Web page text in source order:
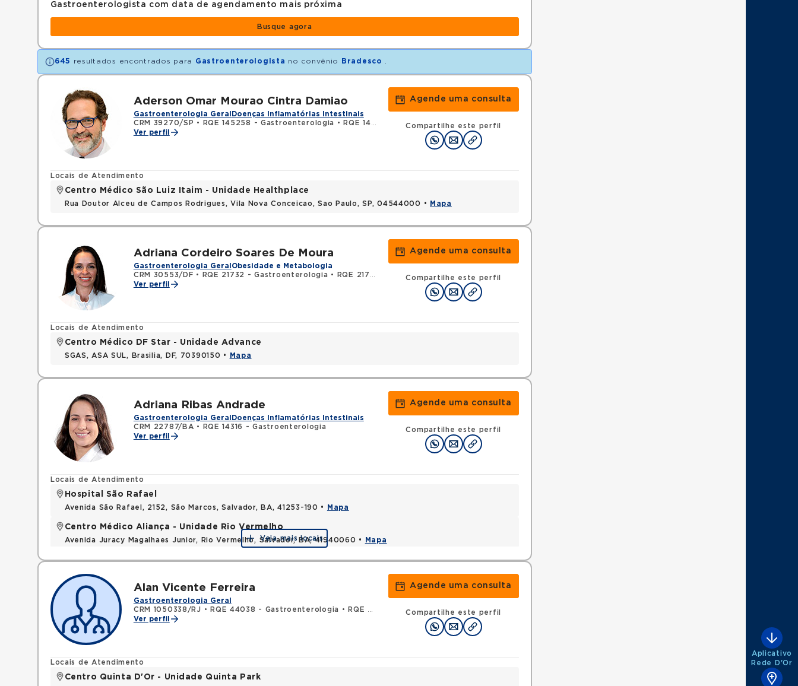
Gastroenterologista com data de agendamento mais próxima
Busque agora
645 resultados encontrados para Gastroenterologista no convênio Bradesco
Aderson Omar Mourao Cintra Damiao
Gastroenterologia Geral Doenças Inflamatórias Intestinais
CRM 39270/SP • RQE 145258 - Gastroenterologia •
RQE 145259 - Clínica médica
Ver perfil
Agende uma consulta
Compartilhe este perfil
Locais de Atendimento
Centro Médico São Luiz Itaim - Unidade Healthplace
Rua Doutor Alceu de Campos Rodrigues, Vila Nova Conceicao, Sao Paulo, SP, 04544000 • Mapa
Adriana Cordeiro Soares De Moura
Gastroenterologia Geral Obesidade e Metabologia
CRM 30553/DF • RQE 21732 - Gastroenterologia •
RQE 21734 - Clínica médica
Ver perfil
Agende uma consulta
Compartilhe este perfil
Locais de Atendimento
Centro Médico DF Star - Unidade Advance
SGAS, ASA SUL, Brasilia, DF, 70390150 • Mapa
Adriana Ribas Andrade
Gastroenterologia Geral Doenças Inflamatórias Intestinais
CRM 22787/BA •
RQE 14316 - Gastroenterologia
Ver perfil
Agende uma consulta
Compartilhe este perfil
Locais de Atendimento
Hospital São Rafael
Avenida São Rafael, 2152, São Marcos, Salvador, BA, 41253-190 • Mapa
Centro Médico Aliança - Unidade Rio Vermelho
Avenida Juracy Magalhaes Junior, Rio Vermelho, Salvador, BA, 41940060 • Mapa
Veja mais locais
Alan Vicente Ferreira
Gastroenterologia Geral
CRM 1050338/RJ • RQE 44038 - Gastroenterologia •
RQE 51120 - Clínica médica
Ver perfil
Agende uma consulta
Compartilhe este perfil
Locais de Atendimento
Centro Quinta D'Or - Unidade Quinta Park
Aplicativo
Rede D'Or